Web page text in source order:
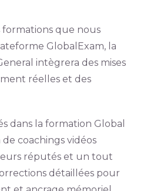
que nous
GlobalExam, la
intègrera des mises
réelles et des
dans la formation Global
coachings vidéos
réputés et un tout
détaillées pour